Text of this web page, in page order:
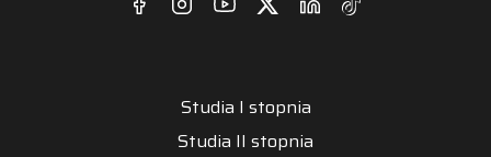
Studia I stopnia
Studia II stopnia